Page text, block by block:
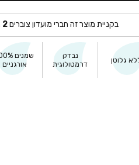
בקניית מוצר זה חברי מועדון צוברים2
גלוטן
נבדק
דרמטולוגית
שמנים
אורגניים